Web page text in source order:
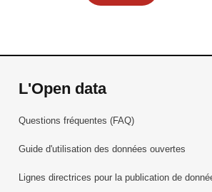
L'Open data
Questions fréquentes (FAQ)
Guide d'utilisation des données ouvertes
Lignes directrices pour la publication de